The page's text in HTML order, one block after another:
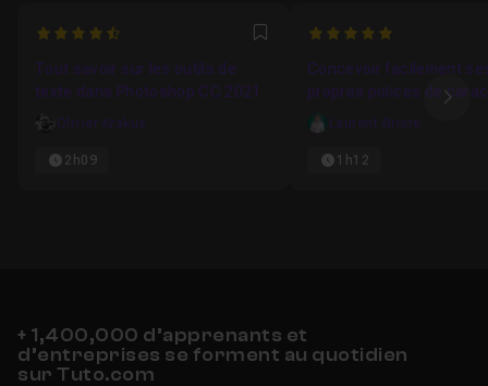
4.6666666666667 Favori
Tout savoir sur les outils de
texte dans Photoshop CC 2021
Olivier Krakus
2h09
5
Concevoir facilement
propres polices de
avec Adobe Illustrator et
Fontself
Laurent Briere
1h12
+ 1,400,000 d’apprenants et
d’entreprises se forment au quotidien
sur Tuto.com